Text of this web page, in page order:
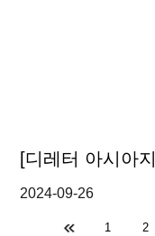
2024-09-26
1 2